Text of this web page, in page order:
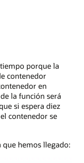
porque la
contenedor
en
la función será
si espera diez
contenedor se
que hemos llegado: